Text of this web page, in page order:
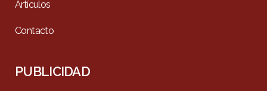
Artículos
Contacto
PUBLICIDAD